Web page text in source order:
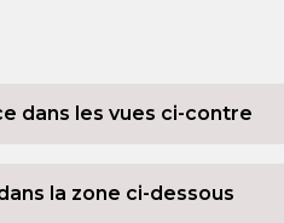
dans les vues ci-contre
la zone ci-dessous